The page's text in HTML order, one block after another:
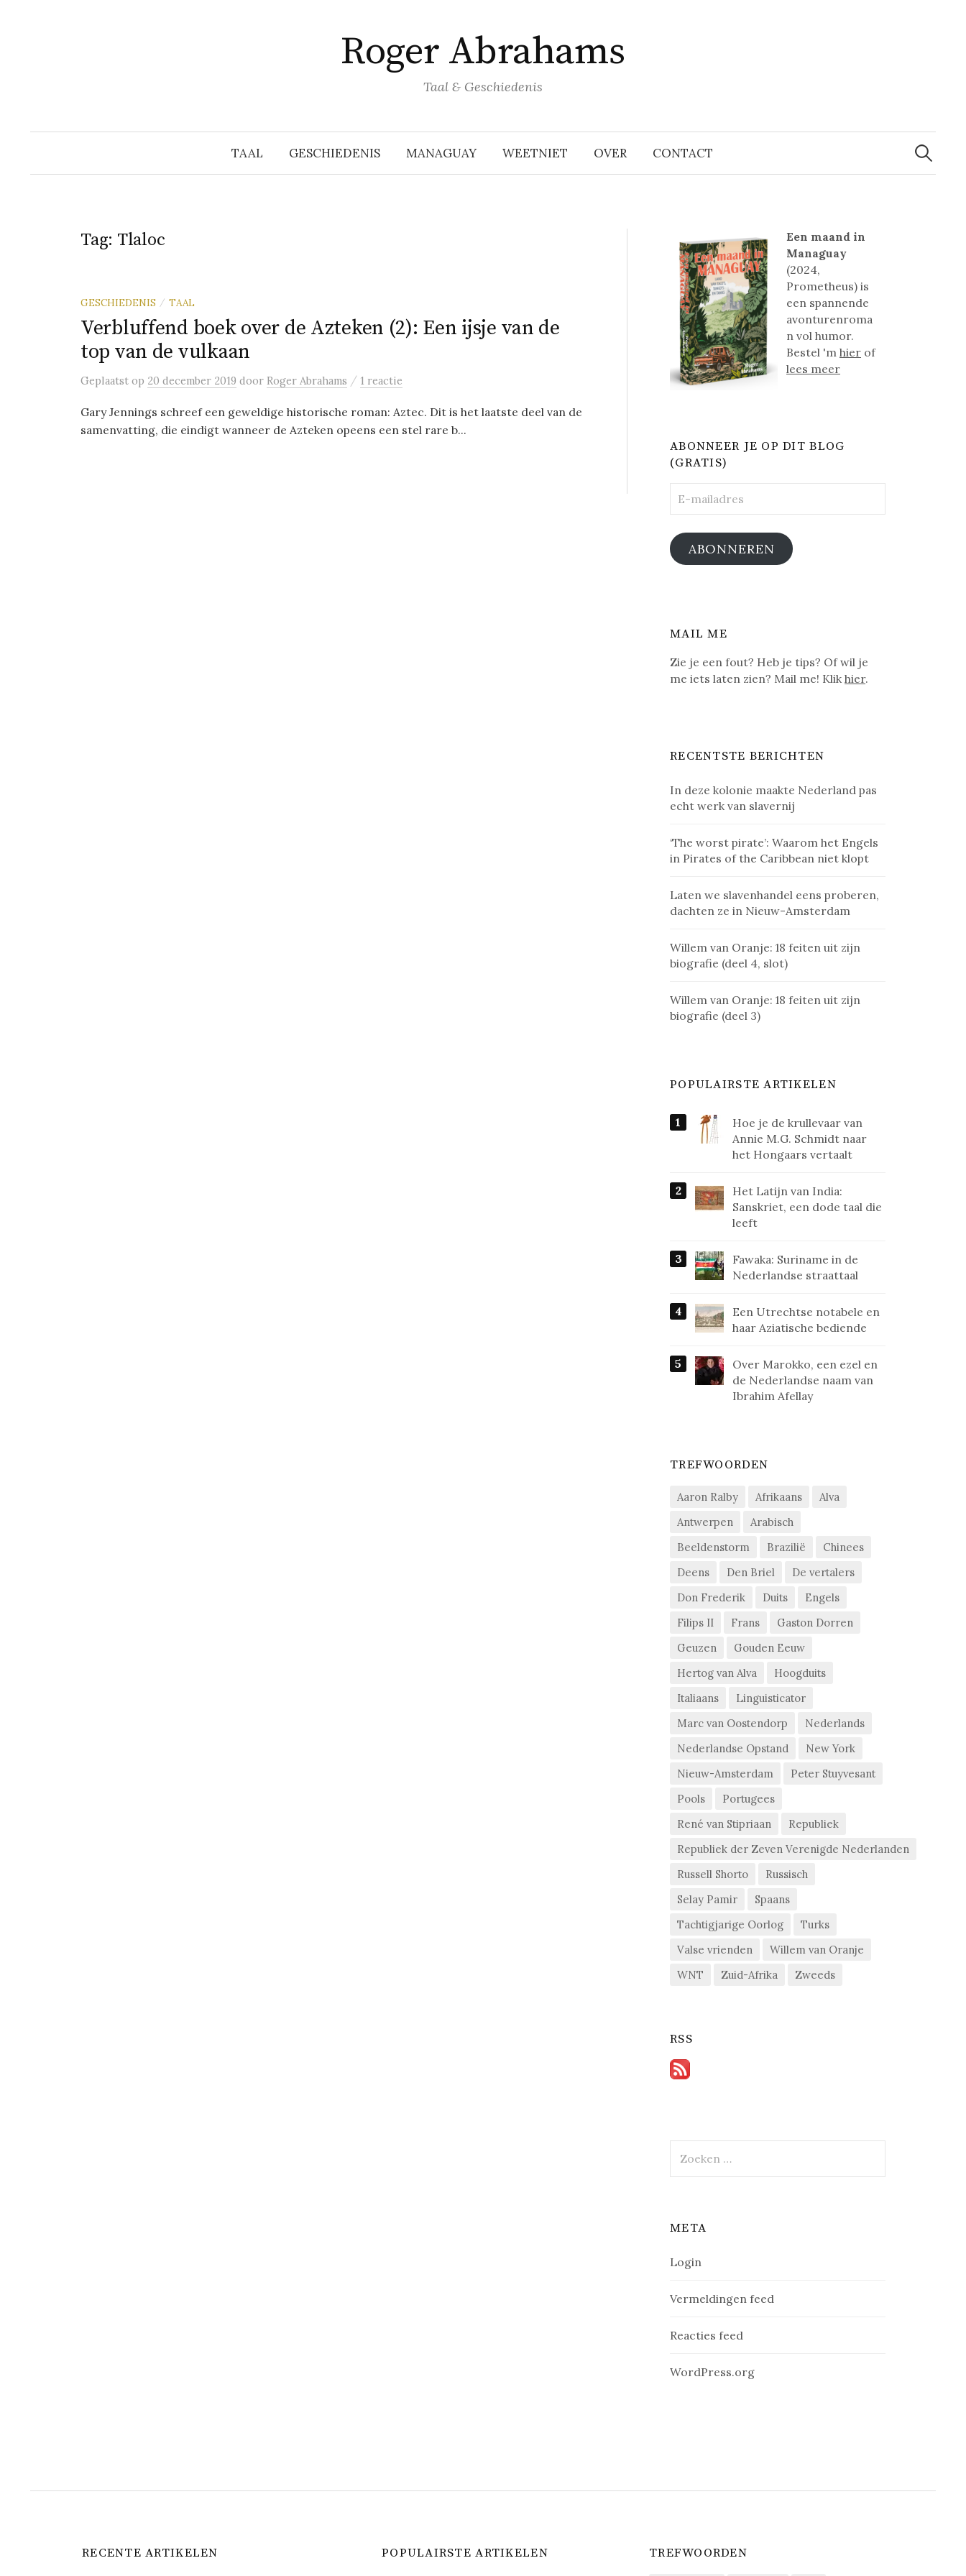
Roger Abrahams
Taal & Geschiedenis
TAAL GESCHIEDENIS MANAGUAY WEETNIET OVER CONTACT
Zoeken
naar:
Tag: Tlaloc
GESCHIEDENIS / TAAL
Verbluffend boek over de Azteken (2): Een ijsje van de
top van de vulkaan
Geplaatst op 20 december 2019 door Roger Abrahams / 1 reactie
Gary Jennings schreef een geweldige historische roman: Aztec. Dit is het laatste deel van de
samenvatting, die eindigt wanneer de Azteken opeens een stel rare b...
Een maand in
Managuay
(2024,
Prometheus) is
een spannende
avonturenroma
n vol humor.
Bestel 'mhier of
lees meer
ABONNEER JE OP DIT BLOG
(GRATIS)
mailadres
ABONNEREN
MAIL ME
Zie je een fout? Heb je tips? Of wil je
me iets laten zien? Mail me! Klikhier.
RECENTSTE BERICHTEN
In deze kolonie maakte Nederland pas
echt werk van slavernij
‘The worst pirate’: Waarom het Engels
in Pirates of the Caribbean niet klopt
Laten we slavenhandel eens proberen,
dachten ze in Nieuw-Amsterdam
Willem van Oranje: 18 feiten uit zijn
biografie (deel 4, slot)
Willem van Oranje: 18 feiten uit zijn
biografie (deel 3)
POPULAIRSTE ARTIKELEN
Hoe je de krullevaar van
Annie M.G. Schmidt naar
het Hongaars vertaalt
Het Latijn van India:
Sanskriet, een dode taal die
leeft
Fawaka: Suriname in de
Nederlandse straattaal
Een Utrechtse notabele en
haar Aziatische bediende
Over Marokko, een ezel en
de Nederlandse naam van
Ibrahim Afellay
TREFWOORDEN
Aaron Ralby Afrikaans
Alva
Antwerpen
Arabisch
Beeldenstorm
Brazilië
Chinees
Deens
Den Briel
De vertalers
Don Frederik
Duits
Engels
Filips II
Frans
Gaston Dorren
Geuzen
Gouden Eeuw
Hertog van Alva
Hoogduits
Italiaans
Linguisticator
Marc van Oostendorp
Nederlands
Nederlandse Opstand
New York
Nieuw-Amsterdam
Peter Stuyvesant
Pools
Portugees
René van Stipriaan
Republiek
Republiek der Zeven Verenigde Nederlanden
Russell Shorto
Russisch
Selay Pamir
Spaans
Tachtigjarige Oorlog
Turks
Valse vrienden
Willem van Oranje
WNT
Zuid-Afrika Zweeds
RSS
naar:
META
Login
Vermeldingen feed
Reacties feed
WordPress.org
RECENTE ARTIKELEN POPULAIRSTE ARTIKELEN TREFWOORDEN